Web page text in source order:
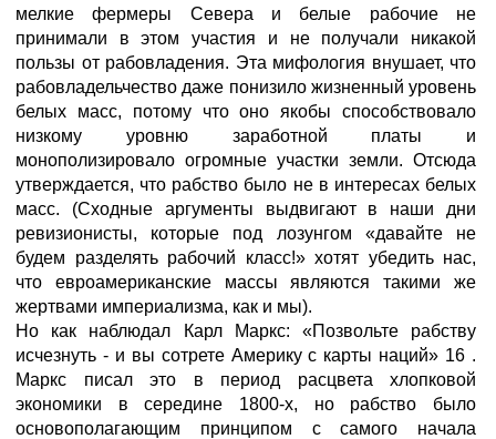
мелкие фермеры Севера и белые рабочие не
принимали в этом участия и не получали никакой
пользы от рабовладения. Эта мифология внушает, что
рабовладельчество даже понизило жизненный уровень
белых масс, потому что оно якобы способствовало
низкому уровню заработной платы и
монополизировало огромные участки земли. Отсюда
утверждается, что рабство было не в интересах белых
масс. (Сходные аргументы выдвигают в наши дни
ревизионисты, которые под лозунгом «давайте не
будем разделять рабочий класс!» хотят убедить нас,
что евроамериканские массы являются такими же
жертвами империализма, как и мы).
Но как наблюдал Карл Маркс: «Позвольте рабству
исчезнуть - и вы сотрете Америку с карты наций» 16 .
Маркс писал это в период расцвета хлопковой
экономики в середине 1800-х, но рабство было
основополагающим принципом с самого начала